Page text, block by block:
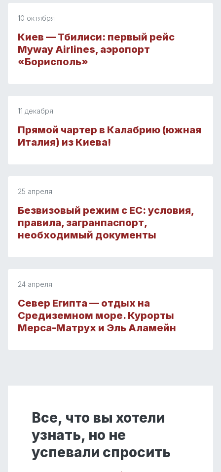
10 октября
Киев — Тбилиси: первый рейс
Myway Airlines, аэропорт
«Борисполь»
11 декабря
Прямой чартер в Калабрию (южная
Италия) из Киева!
25 апреля
Безвизовый режим с ЕС: условия,
правила, загранпаспорт,
необходимый документы
24 апреля
Север Египта — отдых на
Средиземном море. Курорты
Мерса-Матрух и Эль Аламейн
Все, что вы хотели
узнать, но не
успевали спросить